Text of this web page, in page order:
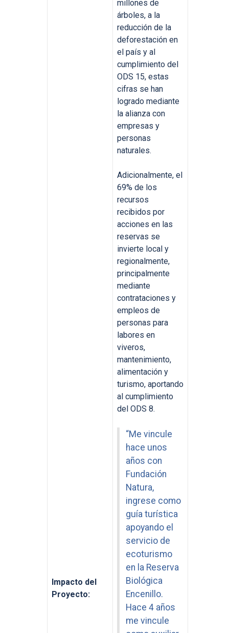
Impacto del
Proyecto:
millones de
árboles, a la
reducción de la
deforestación en
el país y al
cumplimiento del
ODS 15, estas
cifras se han
logrado mediante
la alianza con
empresas y
personas
naturales.
Adicionalmente, el
69% de los
recursos
recibidos por
acciones en las
reservas se
invierte local y
regionalmente,
principalmente
mediante
contrataciones y
empleos de
personas para
labores en
viveros,
mantenimiento,
alimentación y
turismo, aportando
al cumplimiento
del ODS 8.
“Me vincule
hace unos
años con
Fundación
Natura,
ingrese como
guía turística
apoyando el
servicio de
ecoturismo
en la Reserva
Biológica
Encenillo.
Hace 4 años
me vincule